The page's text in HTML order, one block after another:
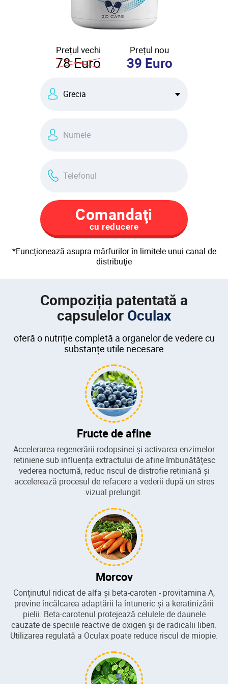
Prețul vechi
78Euro
Prețul nou
39 Euro
Comandaţi
cu reducere
*Funcționează asupra mărfurilor în limitele unui canal de
distribuţie
Compoziția patentată a
capsulelor Oculax
oferă o nutriție completă a organelor de vedere cu
substanțe utile necesare
Fructe de afine
Accelerarea regenerării rodopsinei și activarea enzimelor
retiniene sub influența extractului de afine îmbunătățesc
vederea nocturnă, reduc riscul de distrofie retiniană și
accelerează procesul de refacere a vederii după un stres
vizual prelungit.
Morcov
Conținutul ridicat de alfa și beta-caroten - provitamina A,
previne încălcarea adaptării la întuneric și a keratinizării
pielii. Beta-carotenul protejează celulele de daunele
cauzate de speciile reactive de oxigen și de radicalii liberi.
Utilizarea regulată a Oculax poate reduce riscul de miopie.